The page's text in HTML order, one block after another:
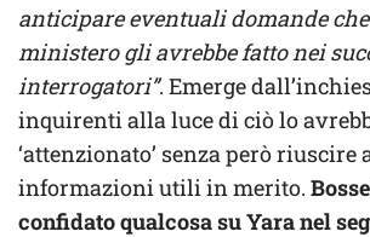
anticipare eventuali domande
ministero gli avrebbe fatto nei
interrogatori”. Emerge
inquirenti alla luce di ciò lo
‘attenzionato’ senza però riuscire
informazioni utili in merito.
confidato qualcosa su Yara nel